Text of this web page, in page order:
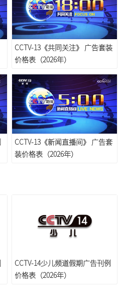
CCTV-13《共同关注》 广告套装
价格表（2026年）
CCTV-13《新闻直播间》 广告套
装价格表（2026年）
CCTV-14少儿频道假期广告刊例
价格表（2026年）